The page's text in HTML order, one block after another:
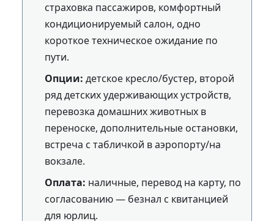
страховка пассажиров, комфортный
кондиционируемый салон, одно
короткое техническое ожидание по
пути.
Опции: детское кресло/бустер, второй
ряд детских удерживающих устройств,
перевозка домашних животных в
переноске, дополнительные остановки,
встреча с табличкой в аэропорту/на
вокзале.
Оплата: наличные, перевод на карту, по
согласованию — безнал с квитанцией
для юрлиц.